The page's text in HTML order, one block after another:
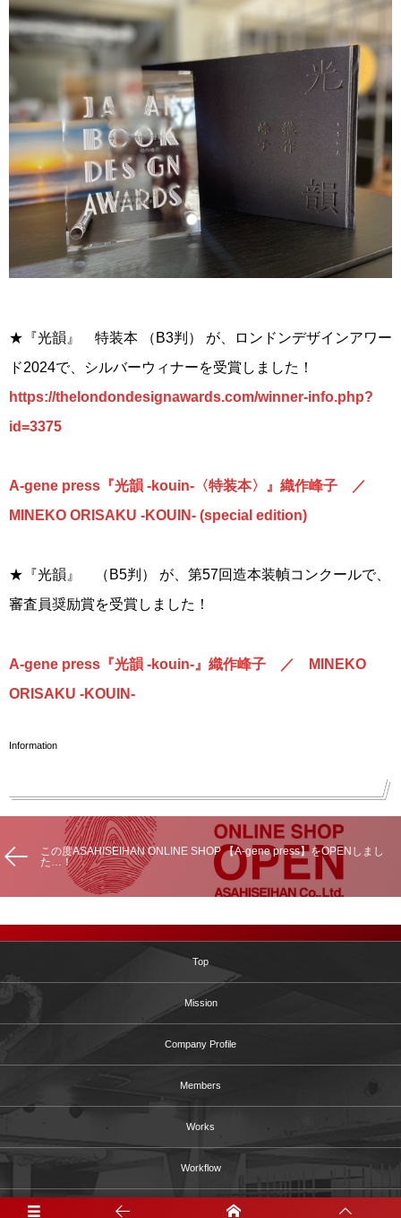
★『光韻』 特装本 （B3判） が、ロンドンデザインアワー
ド2024で、シルバーウィナーを受賞しました！
https://thelondondesignawards.com/winner-info.php?
id=3375
A-gene press『光韻 -kouin-〈特装本〉』織作峰子 ／
MINEKO ORISAKU -KOUIN- (special edition)
★『光韻』 （B5判） が、第57回造本装幀コンクールで、
審査員奨励賞を受賞しました！
A-gene press『光韻 -kouin-』織作峰子 ／ MINEKO
ORISAKU -KOUIN-
Information
この度ASAHISEIHAN ONLINE SHOP 【A-gene press】をOPENしまし
た…！
Top
Mission
Company Profile
Members
Works
Workflow